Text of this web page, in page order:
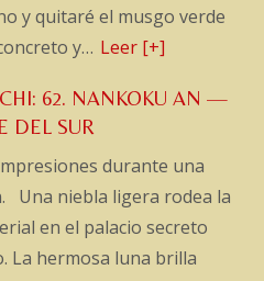
y quitaré el musgo verde
y… Leer [+]
62. NANKOKU AN —
DEL SUR
durante una
Una niebla ligera rodea la
en el palacio secreto
La hermosa luna brilla